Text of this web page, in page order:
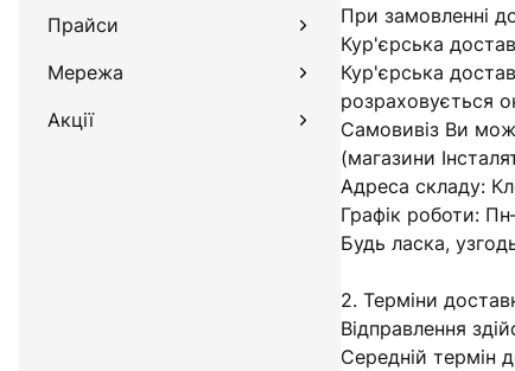
Гідроакумулятори(IMAS Італія)
Насосне обладнання
Трубна ізоляція та кріплення для
Сонячні колектори та теплові
Прайси
Мережа
Акції
При замовленні
Кур'єрська
Кур'єрська
розраховується
Самовивіз Ви
(магазини
Адреса складу:
Графік роботи:
Будь ласка,
2. Терміни
Відправлення
Середній термін